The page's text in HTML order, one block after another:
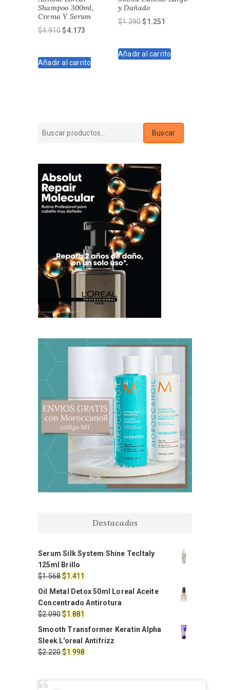
Shampoo 300ml,
Crema Y Serum
$4.910El
era:
$4.173
es:
Añadir al carrito
y Dañado
$1.390El
era:
$1.251
es:
Añadir al carrito
Buscar
Destacados
Serum Silk System Shine TecItaly
125ml Brillo
$1.568El
precio
original
era:
$1.568.
$1.411
precio
actual
es:
$1.411.
Oil Metal Detox 50ml Loreal Aceite
Concentrado Antirotura
$2.090El
precio
original
era:
$2.090.
$1.881
precio
actual
es:
$1.881.
Smooth Transformer Keratin Alpha
Sleek L'oreal Antifrizz
$2.220El
$1.998